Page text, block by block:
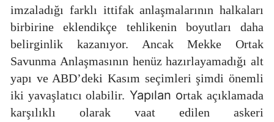
imzaladığı farklı ittifak anlaşmalarının halkaları
birbirine eklendikçe tehlikenin boyutları daha
belirginlik kazanıyor. Ancak Mekke Ortak
Savunma Anlaşmasının henüz hazırlayamadığı alt
yapı ve ABD’deki Kasım seçimleri şimdi önemli
iki yavaşlatıcı olabilir. Yapılan ortak açıklamada
karşılıklı olarak vaat edilen askeri